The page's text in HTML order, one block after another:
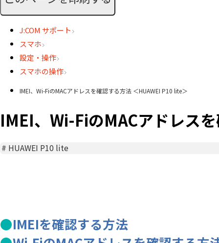
J:COM サポート
スマホ
設定・操作
スマホの操作
IMEI、Wi-FiのMACアドレスを確認する方法 ＜HUAWEI P10 lite＞
IMEI、Wi-FiのMACアドレス
# HUAWEI P10 lite
●IMEIを確認する方法